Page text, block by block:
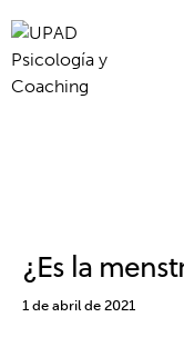
¿Es la
1 de abril de 2021